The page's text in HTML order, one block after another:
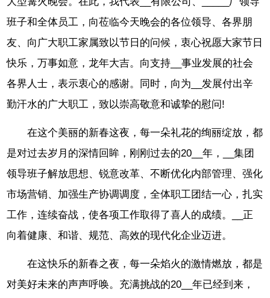
班子和全体员工，向莅临今天晚会的各位领导、各界朋
友、向广大职工家属致以节日的问候，衷心祝愿大家节日
快乐，万事如意，龙年大吉。向支持__事业发展的社会
各界人士，表示衷心的感谢。同时，向为__发展付出辛
勤汗水的广大职工，致以崇高敬意和诚挚的慰问!
在这个美丽的新春这夜，每一朵礼花的绚丽绽放，都
是对过去岁月的深情回眸，刚刚过去的20__年，__集团
领导班子解放思想、锐意改革、不断优化内部管理、强化
市场营销、加强生产协调调度，全体职工团结一心，扎实
工作，连续奋战，使各项工作取得了喜人的成绩。__正
向着健康、和谐、规范、高效的现代化企业迈进。
在这快乐的新春之夜，每一朵焰火的激情燃放，都是
对美好未来的声声呼唤。充满挑战的20__年已经到来，